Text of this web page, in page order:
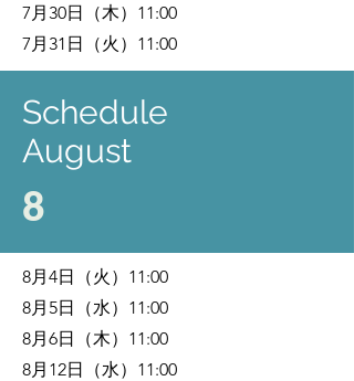
7月30日（木）11:00
7月31日（火）11:00
​Schedule
​August
​​8
8月4日（火）11:00
8月5日（水）11:00
8月6日（木）11:00
8月12日（水）11:00